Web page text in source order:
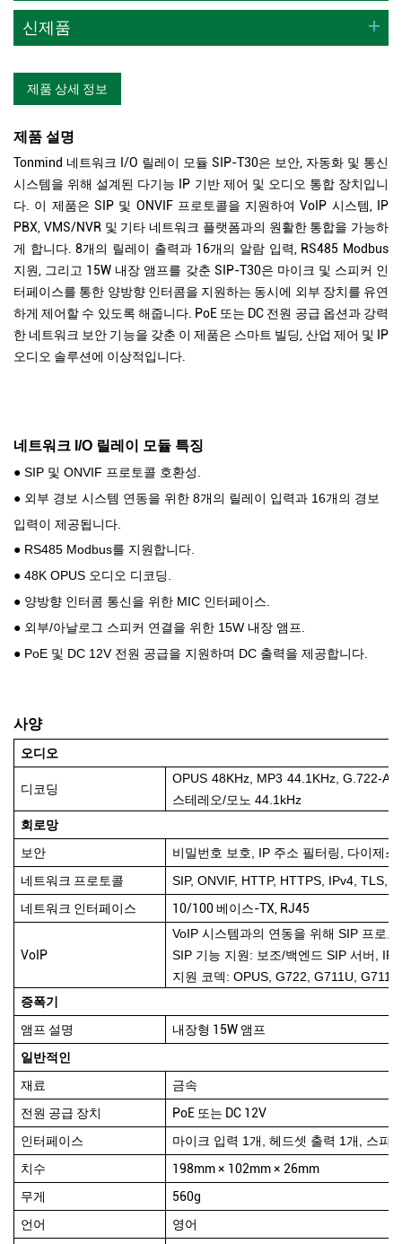
신제품
제품 상세 정보
제품 설명
Tonmind 네트워크 I/O 릴레이 모듈 SIP-T30은 보안, 자동화 및 통신
시스템을 위해 설계된 다기능 IP 기반 제어 및 오디오 통합 장치입니
다. 이 제품은 SIP 및 ONVIF 프로토콜을 지원하여 VoIP 시스템, IP
PBX, VMS/NVR 및 기타 네트워크 플랫폼과의 원활한 통합을 가능하
게 합니다.8개의 릴레이 출력과 16개의 알람 입력, RS485 Modbus
지원, 그리고 15W 내장 앰프를 갖춘 SIP-T30은 마이크 및 스피커 인
터페이스를 통한 양방향 인터콤을 지원하는 동시에 외부 장치를 유연
하게 제어할 수 있도록 해줍니다. PoE 또는 DC 전원 공급 옵션과 강력
한 네트워크 보안 기능을 갖춘 이 제품은 스마트 빌딩, 산업 제어 및 IP
오디오 솔루션에 이상적입니다.
네트워크 I/O 릴레이 모듈 특징
● SIP 및 ONVIF 프로토콜 호환성.
● 외부 경보 시스템 연동을 위한 8개의 릴레이 입력과 16개의 경보
입력이 제공됩니다.
● RS485 Modbus를 지원합니다.
● 48K OPUS 오디오 디코딩.
● 양방향 인터콤 통신을 위한 MIC 인터페이스.
● 외부/아날로그 스피커 연결을 위한 15W 내장 앰프.
● PoE 및 DC 12V 전원 공급을 지원하며 DC 출력을 제공합니다.
사양
오디오
디코딩
OPUS 48KHz, MP3 44.1KHz, G.722-
스테레오/모노 44.1kHz
회로망
보안
비밀번호 보호, IP 주소 필터링, 다이제
네트워크 프로토콜
SIP, ONVIF, HTTP, HTTPS, IPv4, TLS,
네트워크 인터페이스
10/100 베이스-TX, RJ45
VoIP
VoIP 시스템과의 연동을 위해 SIP 프로
SIP 기능 지원: 보조/백엔드 SIP 서버,
지원 코덱: OPUS, G722, G711U,
증폭기
앰프 설명
내장형 15W 앰프
일반적인
재료
금속
전원 공급 장치
PoE 또는 DC 12V
인터페이스
마이크 입력 1개, 헤드셋 출력 1개, 스피
치수
198mm × 102mm × 26mm
무게
560g
언어
영어